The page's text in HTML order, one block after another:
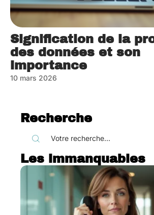
Signification de la
des données et son
importance
10 mars 2026
Recherche
Les immanquables